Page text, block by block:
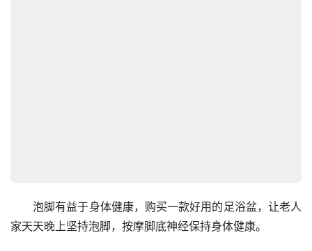
泡脚有益于身体健康，购买一款好用的足浴盆，让老人
家天天晚上坚持泡脚，按摩脚底神经保持身体健康。